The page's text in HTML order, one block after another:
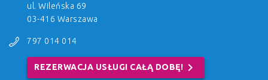
ul. Wileńska 69
03-416 Warszawa
797 014 014
REZERWACJA USŁUGI CAŁĄ DOBĘ! chevron_right